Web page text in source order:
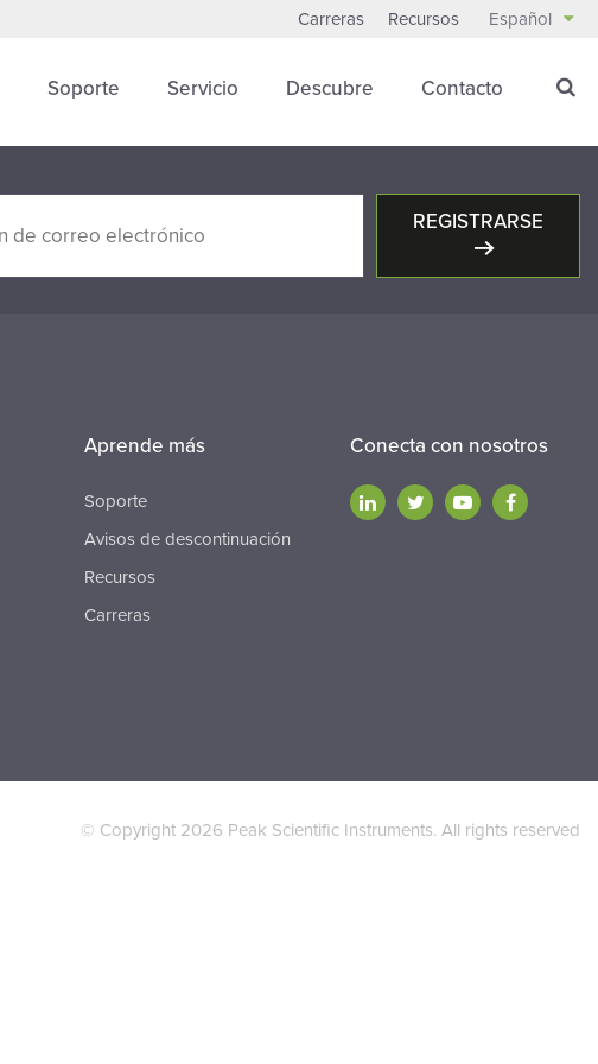
Carreras Recursos Español
Soporte Servicio Descubre Contacto
REGISTRARSE
Aprende más
Soporte
Avisos de descontinuación
Recursos
Carreras
Conecta con nosotros
© Copyright 2026 Peak Scientific Instruments. All rights reserved